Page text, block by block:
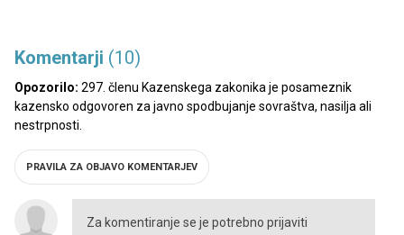
Komentarji (10)
Opozorilo: 297. členu Kazenskega zakonika je posameznik
kazensko odgovoren za javno spodbujanje sovraštva, nasilja ali
nestrpnosti.
PRAVILA ZA OBJAVO KOMENTARJEV